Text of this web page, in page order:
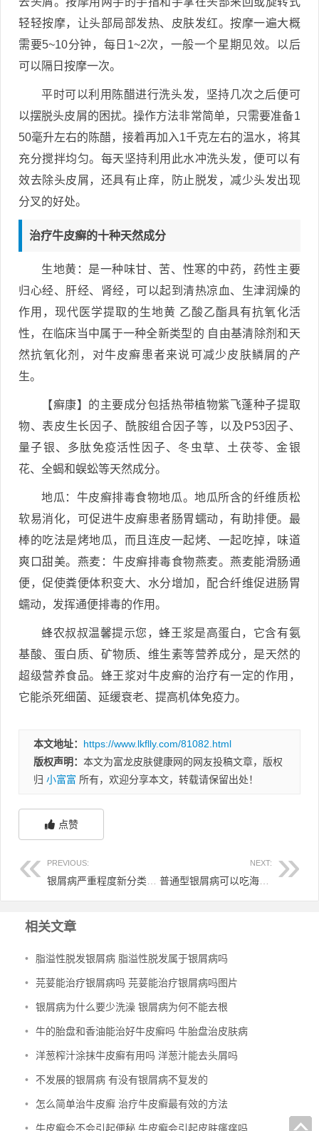
轻轻按摩，让头部局部发热、皮肤发红。按摩一遍大概
需要5~10分钟，每日1~2次，一般一个星期见效。以后
可以隔日按摩一次。
平时可以利用陈醋进行洗头发，坚持几次之后便可
以摆脱头皮屑的困扰。操作方法非常简单，只需要准备1
50毫升左右的陈醋，接着再加入1千克左右的温水，将其
充分搅拌均匀。每天坚持利用此水冲洗头发，便可以有
效去除头皮屑，还具有止痒，防止脱发，减少头发出现
分叉的好处。
治疗牛皮癣的十种天然成分
生地黄：是一种味甘、苦、性寒的中药，药性主要
归心经、肝经、肾经，可以起到清热凉血、生津润燥的
作用，现代医学提取的生地黄 乙酸乙酯具有抗氧化活
性，在临床当中属于一种全新类型的 自由基清除剂和天
然抗氧化剂，对牛皮癣患者来说可减少皮肤鳞屑的产
生。
【癣康】的主要成分包括热带植物紫飞蓬种子提取
物、表皮生长因子、酰胺组合因子等，以及P53因子、
量子银、多肽免疫活性因子、冬虫草、土茯苓、金银
花、全蝎和蜈蚣等天然成分。
地瓜：牛皮癣排毒食物地瓜。地瓜所含的纤维质松
软易消化，可促进牛皮癣患者肠胃蠕动，有助排便。最
棒的吃法是烤地瓜，而且连皮一起烤、一起吃掉，味道
爽口甜美。燕麦：牛皮癣排毒食物燕麦。燕麦能滑肠通
便，促使粪便体积变大、水分增加，配合纤维促进肠胃
蠕动，发挥通便排毒的作用。
蜂农叔叔温馨提示您，蜂王浆是高蛋白，它含有氨
基酸、蛋白质、矿物质、维生素等营养成分，是天然的
超级营养食品。蜂王浆对牛皮癣的治疗有一定的作用，
它能杀死细菌、延缓衰老、提高机体免疫力。
本文地址： https://www.lkflly.com/81082.html
版权声明： 本文为富龙皮肤健康网的网友投稿文章，版权
归 小富富 所有，欢迎分享本文，转载请保留出处！
点赞
PREVIOUS: NEXT:
普通型银屑病可以吃海带吗 银屑病能不能吃海带丝
相关文章
• 脂溢性脱发银屑病 脂溢性脱发属于银屑病吗
• 芫荽能治疗银屑病吗 芫荽能治疗银屑病吗图片
• 银屑病为什么要少洗澡 银屑病为何不能去根
• 牛的胎盘和香油能治好牛皮癣吗 牛胎盘治皮肤病
• 洋葱榨汁涂抹牛皮癣有用吗 洋葱汁能去头屑吗
• 不发展的银屑病 有没有银屑病不复发的
• 怎么简单治牛皮癣 治疗牛皮癣最有效的方法
• 牛皮癣会不会引起便秘 牛皮癣会引起皮肤瘙痒吗